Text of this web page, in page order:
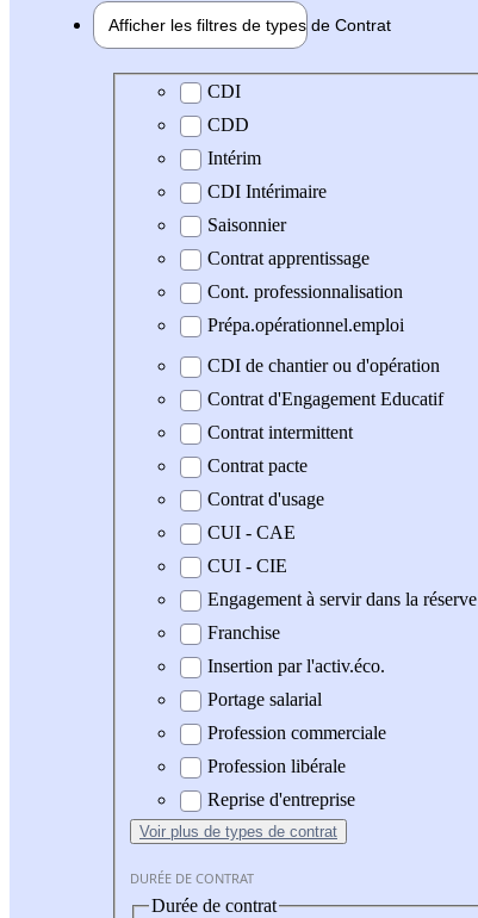
Afficher les filtres de types de Contrat
Type de contrat
CDI
CDD
Intérim
CDI Intérimaire
Saisonnier
Contrat apprentissage
Cont. professionnalisation
Prépa.opérationnel.emploi
CDI de chantier ou d'opération
Contrat d'Engagement Educatif
Contrat intermittent
Contrat pacte
Contrat d'usage
CUI - CAE
CUI - CIE
Engagement à servir dans la réserve
Franchise
Insertion par l'activ.éco.
Portage salarial
Profession commerciale
Profession libérale
Reprise d'entreprise
Voir plus de types de contrat
DURÉE DE CONTRAT
Durée de contrat